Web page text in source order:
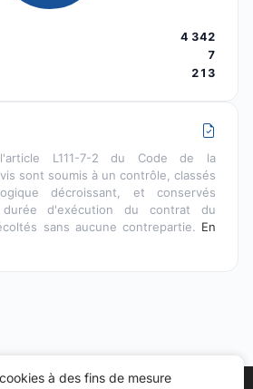
4 342
7
213
L111-7-2 du Code de la
sont soumis à un contrôle, classés
décroissant, et conservés
d'exécution du contrat du
sans aucune contrepartie. En
à des fins de mesure